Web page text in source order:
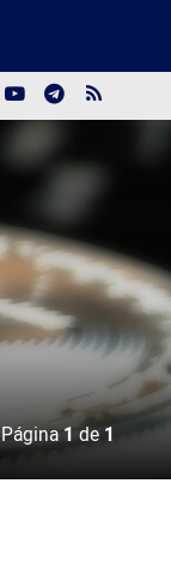
Página1de 1